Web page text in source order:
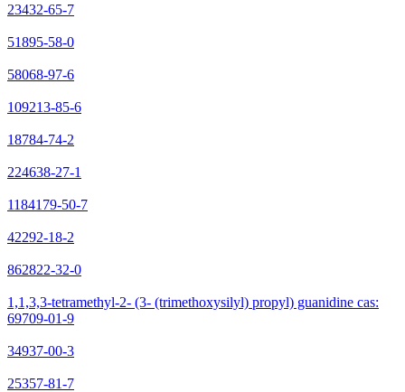
23432-65-7
51895-58-0
58068-97-6
109213-85-6
18784-74-2
224638-27-1
1184179-50-7
42292-18-2
862822-32-0
1,1,3,3-tetramethyl-2- (3- (trimethoxysilyl) propyl) guanidine cas:
69709-01-9
34937-00-3
25357-81-7